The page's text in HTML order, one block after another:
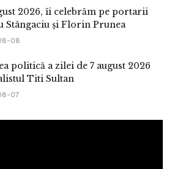
2026, îi celebrăm pe portarii
Stângaciu și Florin Prunea
08
politică a zilei de 7 august 2026
Titi Sultan
07